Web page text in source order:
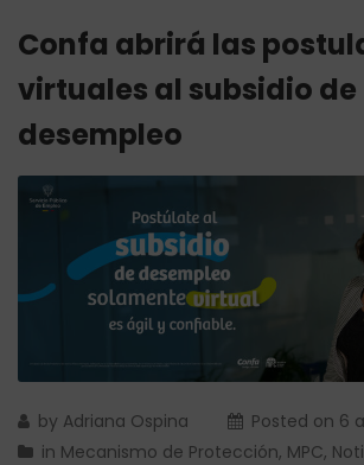
Confa abrirá las
virtuales al subsidio de
desempleo
by Adriana Ospina Posted on 6
in Mecanismo de Protección, MPC,